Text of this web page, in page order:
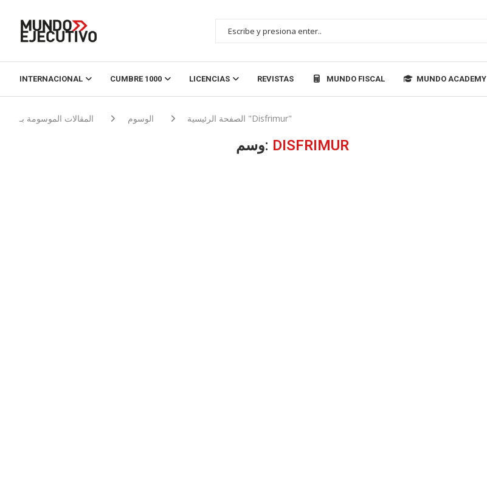
INTERNACIONAL CUMBRE 1000 LICENCIAS REVISTAS MUNDO FISCAL MUNDO ACADEMY
الصفحة الرئيسية الوسوم المقالات الموسومة بـ "Disfrimur"
وسم: DISFRIMUR